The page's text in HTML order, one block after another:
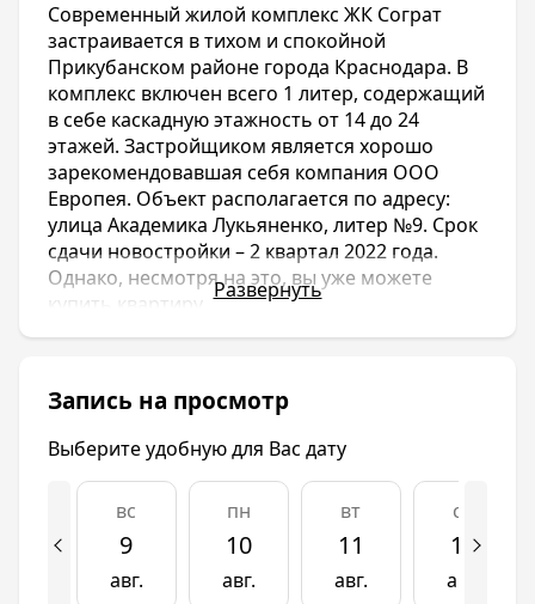
Современный жилой комплекс ЖК Сограт
застраивается в тихом и спокойной
Прикубанском районе города Краснодара. В
комплекс включен всего 1 литер, содержащий
в себе каскадную этажность от 14 до 24
этажей. Застройщиком является хорошо
зарекомендовавшая себя компания ООО
Европея. Объект располагается по адресу:
улица Академика Лукьяненко, литер №9. Срок
сдачи новостройки – 2 квартал 2022 года.
Однако, несмотря на это, вы уже можете
купить квартиру.
Сограт», Ботанический сад, Сельхозинститут.
Вы можете легко и быстро добраться до
центра города, благодаря удобной
транспортной развязке. Закрытая территория
жилого комплекса оснащена подземным
двухуровневым паркингом для жильцов и
Новостройка ЖК Сограт классифицируется
Развернуть
Запись на просмотр
Выберите удобную для Вас дату
вс
9
авг.
пн
10
авг.
вт
11
авг.
ср
12
авг.